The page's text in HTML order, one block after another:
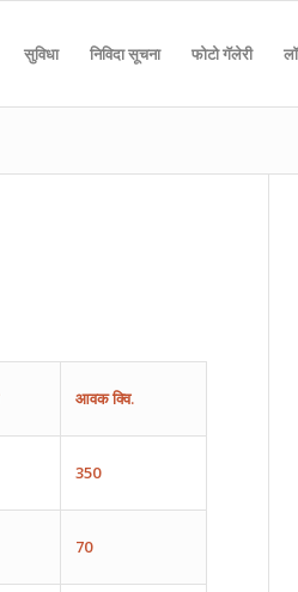
सुविधा निविदा सूचना फोटो गॅलेरी
आवकक्वि.
350
70